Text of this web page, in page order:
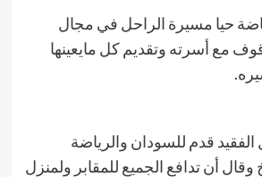
حيا مسيرة الراحل في مجال
مع أسرته وتقديم كل مايعينها
قدم للسودان والرياضة
وقال أن تدافع الجميع للمقابر ولمنزل